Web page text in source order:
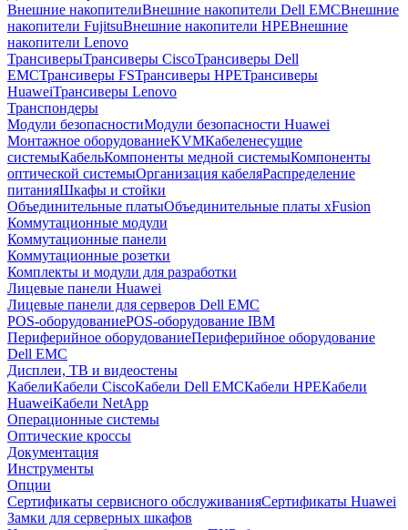
Внешние накопителиВнешние накопители Dell EMCВнешние
накопители FujitsuВнешние накопители HPEВнешние
накопители Lenovo
ТрансиверыТрансиверы CiscoТрансиверы Dell
EMCТрансиверы FSТрансиверы HPEТрансиверы
HuaweiТрансиверы Lenovo
Транспондеры
Модули безопасностиМодули безопасности Huawei
Монтажное оборудованиеKVMКабеленесущие
системыКабельКомпоненты медной системыКомпоненты
оптической системыОрганизация кабеляРаспределение
питанияШкафы и стойки
Объединительные платыОбъединительные платы xFusion
Коммутационные модули
Коммутационные панели
Коммутационные розетки
Комплекты и модули для разработки
Лицевые панели Huawei
Лицевые панели для серверов Dell EMC
POS-оборудованиеPOS-оборудование IBM
Периферийное оборудованиеПериферийное оборудование
Dell EMC
Дисплеи, ТВ и видеостены
КабелиКабели CiscoКабели Dell EMCКабели HPEКабели
HuaweiКабели NetApp
Операционные системы
Оптические кроссы
Документация
Инструменты
Опции
Сертификаты сервисного обслуживанияСертификаты Huawei
Замки для серверных шкафов